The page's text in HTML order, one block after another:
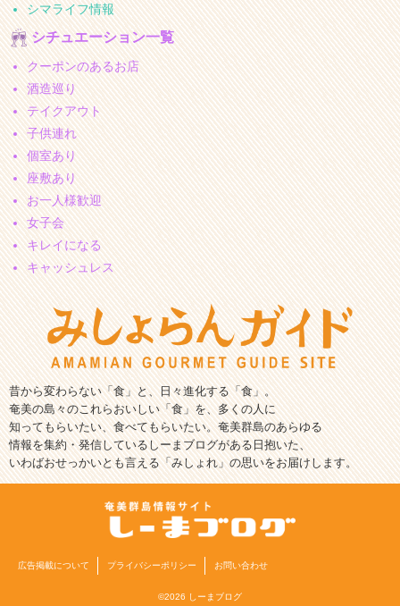
シマライフ情報
シチュエーション一覧
クーポンのあるお店
酒造巡り
テイクアウト
子供連れ
個室あり
座敷あり
お一人様歓迎
女子会
キレイになる
キャッシュレス
昔から変わらない「食」と、日々進化する「食」。
奄美の島々のこれらおいしい「食」を、多くの人に
知ってもらいたい、食べてもらいたい。奄美群島のあらゆる
情報を集約・発信しているしーまブログがある日抱いた、
いわばおせっかいとも言える「みしょれ」の思いをお届けします。
広告掲載について プライバシーポリシー お問い合わせ
©2026 しーまブログ